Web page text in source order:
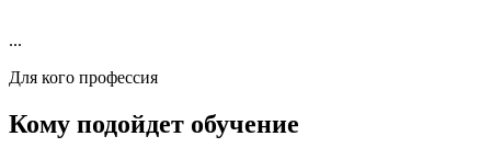
...
Для кого профессия
Кому подойдет обучение